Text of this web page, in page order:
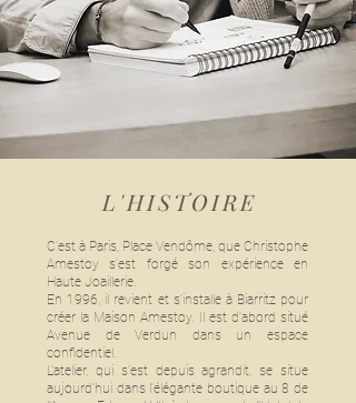
L'HISTOIRE
C'est à Paris, Place Vendôme, que Christophe
Amestoy s'est forgé son expérience en
Haute Joaillerie.
En 1996, il revient et s'installe à Biarritz pour
créer la Maison Amestoy. Il est d'abord situé
Avenue de Verdun dans un espace
confidentiel.
L'atelier, qui s'est depuis agrandit, se situe
aujourd'hui dans l'élégante boutique au 8 de